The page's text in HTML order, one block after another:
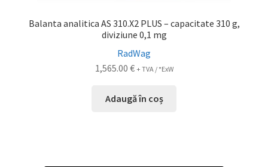
Balanta analitica AS 310.X2 PLUS – capacitate 310 g,
diviziune 0,1 mg
RadWag
1,565.00 € + TVA / *ExW
Adaugă în coș